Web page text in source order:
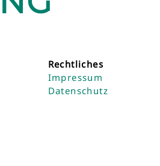
Rechtliches
Impressum
Datenschutz